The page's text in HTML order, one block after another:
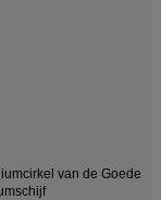
van de Goede